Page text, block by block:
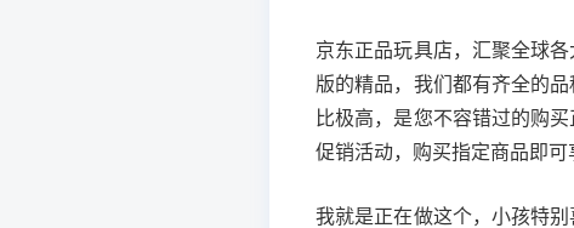
京东正品玩具店，汇聚全球
版的精品，我们都有齐全的
比极高，是您不容错过的购
促销活动，购买指定商品即可
我就是正在做这个，小孩特